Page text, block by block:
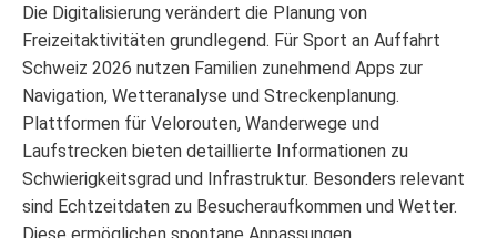
Die Digitalisierung verändert die Planung von
Freizeitaktivitäten grundlegend. Für Sport an Auffahrt
Schweiz 2026 nutzen Familien zunehmend Apps zur
Navigation, Wetteranalyse und Streckenplanung.
Plattformen für Velorouten, Wanderwege und
Laufstrecken bieten detaillierte Informationen zu
Schwierigkeitsgrad und Infrastruktur. Besonders relevant
sind Echtzeitdaten zu Besucheraufkommen und Wetter.